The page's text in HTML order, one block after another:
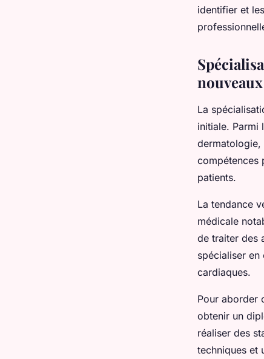
identifier et
La
initiale. Parmi
dermatologie,
compétences
patients.
La tendance
médicale
de traiter des
spécialiser
cardiaques.
Pour aborder
obtenir un
réaliser des
techniques et